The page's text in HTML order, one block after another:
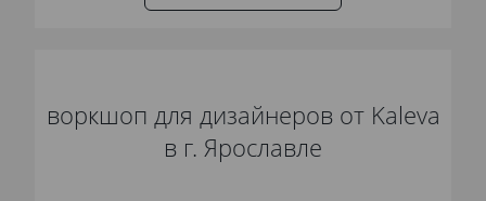
воркшоп для дизайнеров от Kaleva
в г. Ярославле